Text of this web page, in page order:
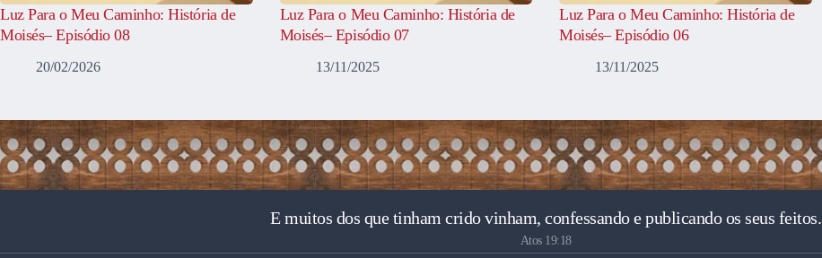
Luz Para o Meu Caminho: História de
Moisés– Episódio 08
20/02/2026
Luz Para o Meu Caminho: História de
Moisés– Episódio 07
13/11/2025
Luz Para o Meu Caminho: História de
Moisés– Episódio 06
13/11/2025
E muitos dos que tinham crido vinham, confessando e publicando os seus feitos.
Atos 19:18